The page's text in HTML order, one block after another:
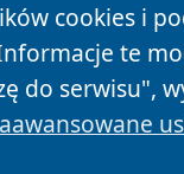
cookies i
te
do serwisu",